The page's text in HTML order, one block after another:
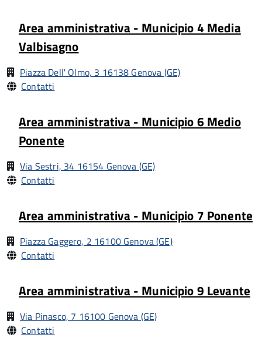
Area amministrativa - Municipio 4 Media
Valbisagno
Piazza Dell' Olmo, 3 16138 Genova (GE)
Contatti
Area amministrativa - Municipio 6 Medio
Ponente
Via Sestri, 34 16154 Genova (GE)
Contatti
Area amministrativa - Municipio 7 Ponente
Piazza Gaggero, 2 16100 Genova (GE)
Contatti
Area amministrativa - Municipio 9 Levante
Via Pinasco, 7 16100 Genova (GE)
Contatti